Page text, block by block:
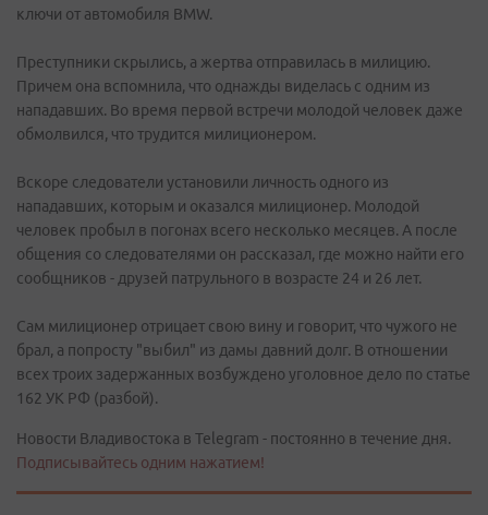
ключи от автомобиля BMW.
Преступники скрылись, а жертва отправилась в милицию.
Причем она вспомнила, что однажды виделась с одним из
нападавших. Во время первой встречи молодой человек даже
обмолвился, что трудится милиционером.
Вскоре следователи установили личность одного из
нападавших, которым и оказался милиционер. Молодой
человек пробыл в погонах всего несколько месяцев. А после
общения со следователями он рассказал, где можно найти его
сообщников - друзей патрульного в возрасте 24 и 26 лет.
Сам милиционер отрицает свою вину и говорит, что чужого не
брал, а попросту "выбил" из дамы давний долг. В отношении
всех троих задержанных возбуждено уголовное дело по статье
162 УК РФ (разбой).
Новости Владивостока в Telegram - постоянно в течение дня.
Подписывайтесь одним нажатием!